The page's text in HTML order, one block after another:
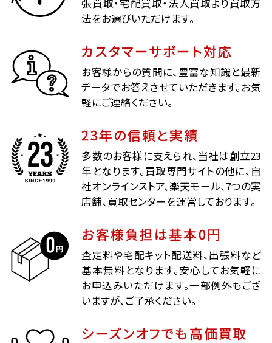
張買取・宅配買取・法人買取より買取方
法をお選びいただけます。
カスタマーサポート対応
お客様からの質問に、豊富な知識と最新
データでお答えさせていただきます。お気
軽にご連絡ください。
23年の信頼と実績
多数のお客様に支えられ、当社は創立23
年となります。買取専門サイトの他に、自
社オンラインストア、楽天モール、7つの実
店舗、買取センターを運営しております。
お客様負担は基本0円
査定料や宅配キット配送料、出張料など
基本無料となります。安心してお気軽に
お申込みいただけます。一部例外もござ
いますが、ご了承ください。
シーズンオフでも高価買取